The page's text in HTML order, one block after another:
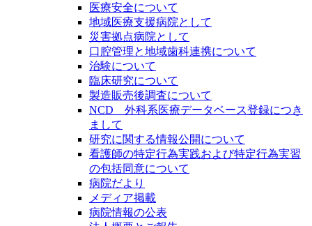
医療安全について
地域医療支援病院として
災害拠点病院として
口腔管理と地域歯科連携について
治験について
臨床研究について
製造販売後調査について
NCD 外科系医療データベース登録につき
まして
研究に関する情報公開について
看護師の特定行為実践および特定行為実習
の包括同意について
病院だより
メディア掲載
病院情報の公表